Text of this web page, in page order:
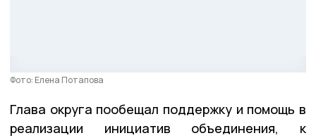
Фото: Елена Потапова
Глава округа пообещал поддержку и помощь в
реализации инициатив объединения, к